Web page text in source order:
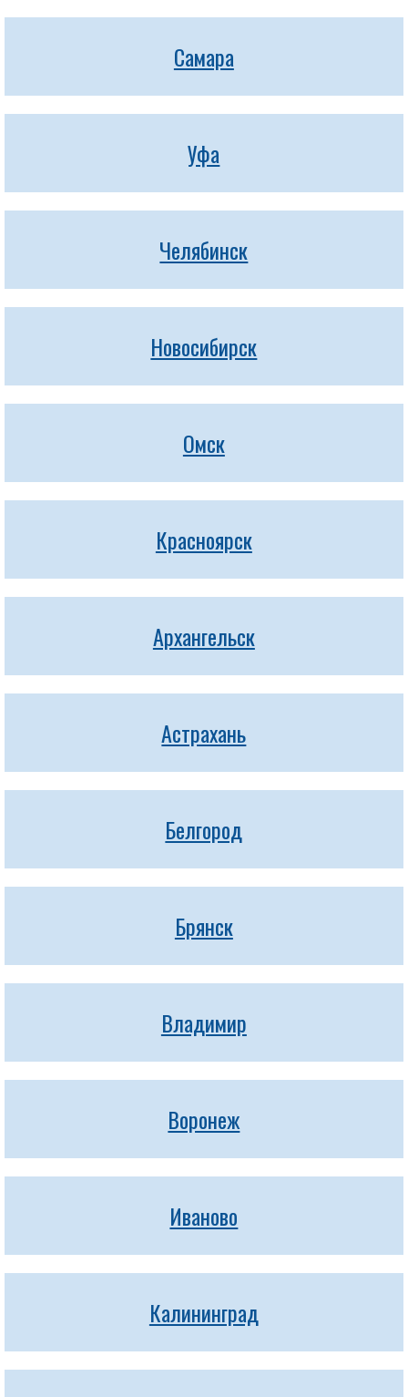
Самара
Уфа
Челябинск
Новосибирск
Омск
Красноярск
Архангельск
Астрахань
Белгород
Брянск
Владимир
Воронеж
Иваново
Калининград